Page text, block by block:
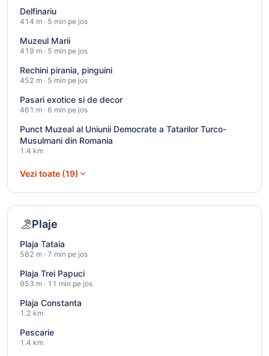
Delfinariu
414 m · 5 min pe jos
Muzeul Marii
419 m · 5 min pe jos
Rechini pirania, pinguini
452 m · 5 min pe jos
Pasari exotice si de decor
461 m · 6 min pe jos
Punct Muzeal al Uniunii Democrate a Tatarilor Turco-
Musulmani din Romania
1.4 km
Vezi toate (19)
Plaje
Plaja Tataia
582 m · 7 min pe jos
Plaja Trei Papuci
953 m · 11 min pe jos
Plaja Constanta
1.2 km
Pescarie
1.4 km